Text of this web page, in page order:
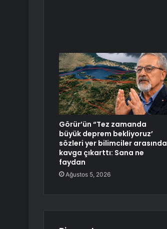
Görür’ün “Tez zamanda
büyük deprem bekliyoruz’
sözleri yer bilimciler arasında
kavga çıkarttı: Sana ne
faydan
Ağustos 5, 2026